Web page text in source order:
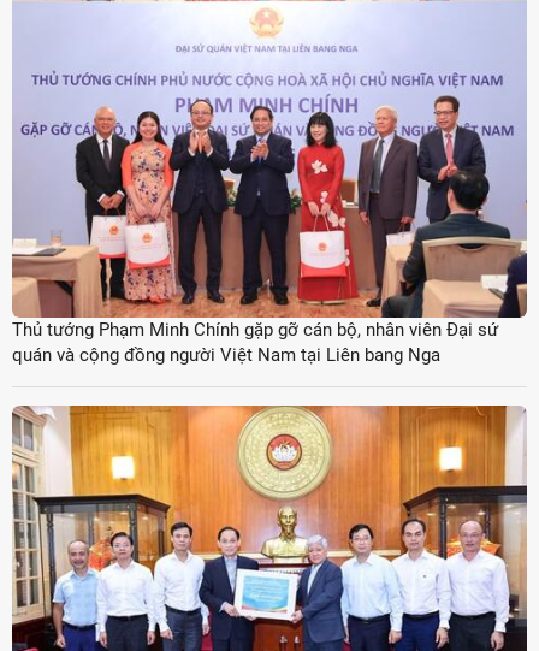
Thủ tướng Phạm Minh Chính gặp gỡ cán bộ, nhân viên Đại sứ
quán và cộng đồng người Việt Nam tại Liên bang Nga